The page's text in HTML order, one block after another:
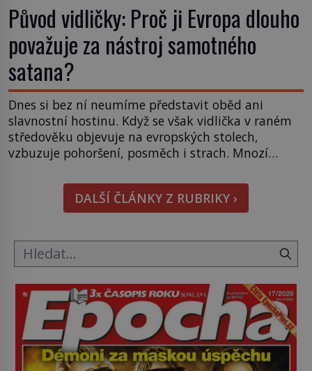
Původ vidličky: Proč ji Evropa dlouho
považuje za nástroj samotného
satana?
Dnes si bez ní neumíme představit oběd ani
slavnostní hostinu. Když se však vidlička v raném
středověku objevuje na evropských stolech,
vzbuzuje pohoršení, posměch i strach. Mnozí
přepychu, někteří dokonce za nástroj ďábla. Trvá
téměř sedm století, než se z opovrhovaného
předmětu stává nepostradatelná součást
DALŠÍ ČLÁNKY Z RUBRIKY ›